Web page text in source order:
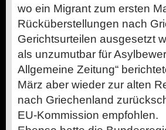
wo ein Migrant zum ersten
Rücküberstellungen nach
Gerichtsurteilen ausgesetzt
als unzumutbar für
Allgemeine Zeitung“
März aber wieder zur alten
nach Griechenland
EU-Kommission empfohlen.